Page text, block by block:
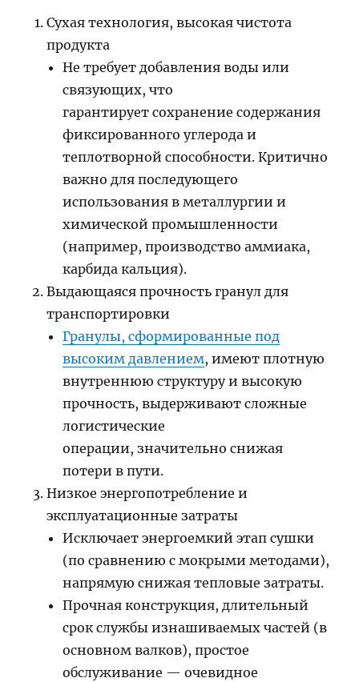
Сухая технология, высокая чистота
продукта
Не требует добавления воды или
связующих, что
гарантирует сохранение содержания
фиксированного углерода и
теплотворной способности. Критично
важно для последующего
использования в металлургии и
химической промышленности
(например, производство аммиака,
карбида кальция).
Выдающаяся прочность гранул для
транспортировки
Гранулы, сформированные под
высоким давлением, имеют плотную
внутреннюю структуру и высокую
прочность, выдерживают сложные
логистические
операции, значительно снижая
потери в пути.
Низкое энергопотребление и
эксплуатационные затраты
Исключает энергоемкий этап сушки
(по сравнению с мокрыми методами),
напрямую снижая тепловые затраты.
Прочная конструкция, длительный
срок службы изнашиваемых частей (в
основном валков), простое
обслуживание — очевидное